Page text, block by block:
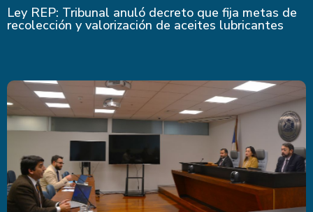
Ley REP: Tribunal anuló decreto que fija metas de
recolección y valorización de aceites lubricantes